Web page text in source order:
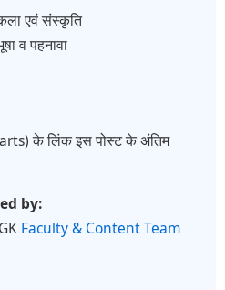
एवं संस्कृति
व पहनावा
के लिंक इस पोस्ट के अंतिम
by:
Faculty & Content Team